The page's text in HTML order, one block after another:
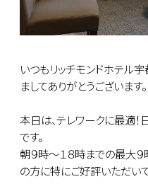
いつもリッチモンドホテル
ましてありがとうございます。
本日は、テレワークに最適
です。
朝９時～１８時までの最大
の方に特にご好評いただいて